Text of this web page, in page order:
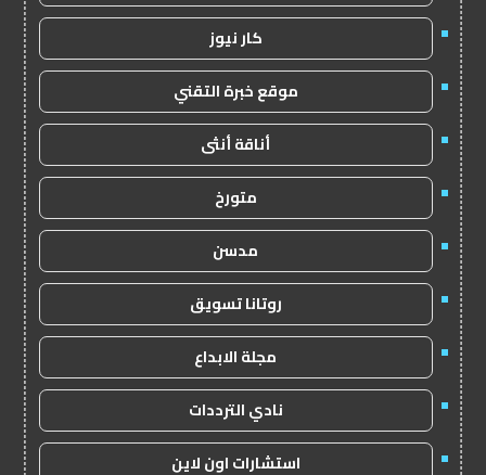
كار نيوز
موقع خبرة التقني
أناقة أنثى
متورخ
مدسن
روتانا تسويق
مجلة الابداع
نادي الترددات
استشارات اون لاين